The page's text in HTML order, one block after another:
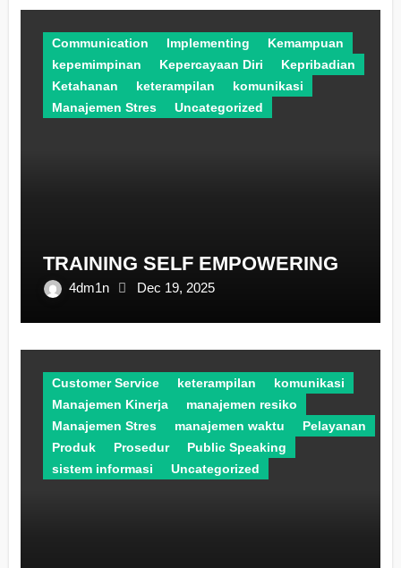
Communication Implementing
Kemampuan
kepemimpinan
Kepercayaan Diri
Kepribadian
Ketahanan
keterampilan
komunikasi
Manajemen Stres
Uncategorized
TRAINING SELF EMPOWERING
4dm1n Dec 19, 2025
Customer Service keterampilan
komunikasi
Manajemen Kinerja
manajemen resiko
Manajemen Stres
manajemen waktu
Pelayanan
Produk
Prosedur
Public Speaking
sistem informasi
Uncategorized